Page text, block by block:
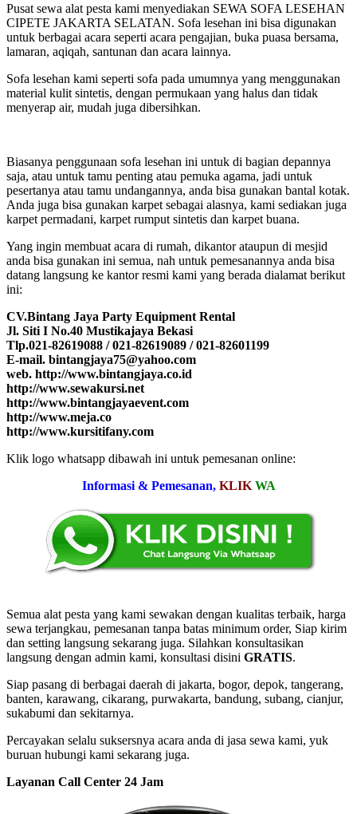
Pusat sewa alat pesta kami menyediakan SEWA SOFA LESEHAN
CIPETE JAKARTA SELATAN. Sofa lesehan ini bisa digunakan
untuk berbagai acara seperti acara pengajian, buka puasa bersama,
lamaran, aqiqah, santunan dan acara lainnya.
Sofa lesehan kami seperti sofa pada umumnya yang menggunakan
material kulit sintetis, dengan permukaan yang halus dan tidak
menyerap air, mudah juga dibersihkan.
Biasanya penggunaan sofa lesehan ini untuk di bagian depannya
saja, atau untuk tamu penting atau pemuka agama, jadi untuk
pesertanya atau tamu undangannya, anda bisa gunakan bantal kotak.
Anda juga bisa gunakan karpet sebagai alasnya, kami sediakan juga
karpet permadani, karpet rumput sintetis dan karpet buana.
Yang ingin membuat acara di rumah, dikantor ataupun di mesjid
anda bisa gunakan ini semua, nah untuk pemesanannya anda bisa
datang langsung ke kantor resmi kami yang berada dialamat berikut
ini:
CV.Bintang Jaya Party Equipment Rental
Jl. Siti I No.40 Mustikajaya Bekasi
Tlp.021-82619088 / 021-82619089 / 021-82601199
E-mail. bintangjaya75@yahoo.com
web. http://www.bintangjaya.co.id
http://www.sewakursi.net
http://www.bintangjayaevent.com
http://www.meja.co
http://www.kursitifany.com
Klik logo whatsapp dibawah ini untuk pemesanan online:
Informasi & Pemesanan, KLIK WA
Semua alat pesta yang kami sewakan dengan kualitas terbaik, harga
sewa terjangkau, pemesanan tanpa batas minimum order, Siap kirim
dan setting langsung sekarang juga. Silahkan konsultasikan
langsung dengan admin kami, konsultasi disini GRATIS.
Siap pasang di berbagai daerah di jakarta, bogor, depok, tangerang,
banten, karawang, cikarang, purwakarta, bandung, subang, cianjur,
sukabumi dan sekitarnya.
Percayakan selalu suksersnya acara anda di jasa sewa kami, yuk
buruan hubungi kami sekarang juga.
Layanan Call Center 24 Jam